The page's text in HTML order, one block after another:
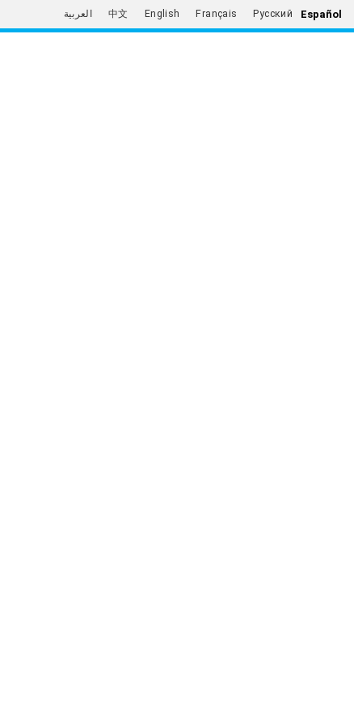
العربية 中文 English Français Русский Español